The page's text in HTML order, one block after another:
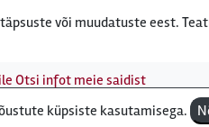
või muudatuste eest.
Otsi infot meie saidist
- telefon:610 8600
küpsiste kasutamisega.